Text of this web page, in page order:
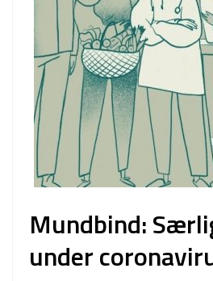
Mundbind:
under